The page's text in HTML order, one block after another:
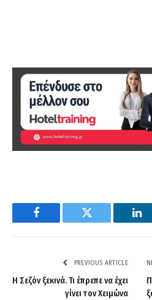
Facebook Twitter
PREVIOUS ARTICLE
Η Σεζόν ξεκινά. Τι έπρεπε να έχει
γίνει τον Χειμώνα